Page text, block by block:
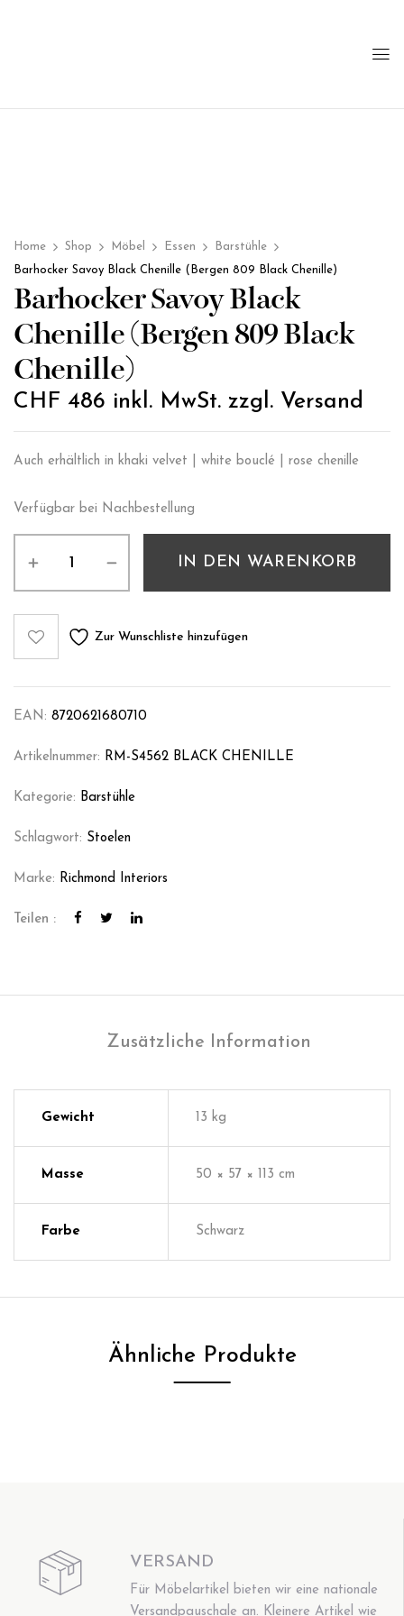
Home Shop Möbel Essen
Barstühle
Barhocker Savoy Black Chenille (Bergen 809 Black Chenille)
Barhocker Savoy Black
Chenille (Bergen 809 Black
Chenille)
CHF 486 inkl. MwSt. zzgl. Versand
Auch erhältlich in khaki velvet | white bouclé | rose chenille
Verfügbar bei Nachbestellung
IN DEN WARENKORB
Zur Wunschliste hinzufügen
EAN: 8720621680710
Artikelnummer: RM-S4562 BLACK CHENILLE
Kategorie: Barstühle
Schlagwort: Stoelen
Marke: Richmond Interiors
Teilen :
Zusätzliche Information
Gewicht 13 kg
Masse 50 × 57 × 113 cm
Farbe Schwarz
Ähnliche Produkte
VERSAND
Für Möbelartikel bieten wir eine nationale
Versandpauschale an. Kleinere Artikel wie